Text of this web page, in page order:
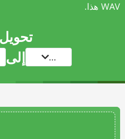
WAVهذا.
تحويل
... إلى